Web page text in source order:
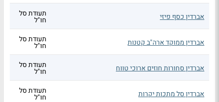
אברדין כסף פיזי תעודת סל
חו"ל
אברדין ממוקד ארה"ב קטנות תעודת סל
חו"ל
אברדין סחורות חוזים ארוכי טווח תעודת סל
חו"ל
אברדין סל מתכות יקרות תעודת סל
חו"ל